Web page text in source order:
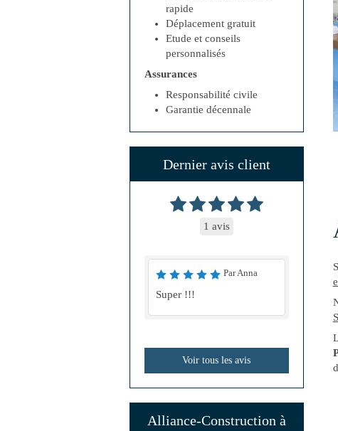
rapide
Déplacement gratuit
Etude et conseils
personnalisés
Assurances
Responsabilité civile
Garantie décennale
Dernier avis client
1 avis
Par Anna
Super !!!
Voir tous les avis
Alliance-Construction à